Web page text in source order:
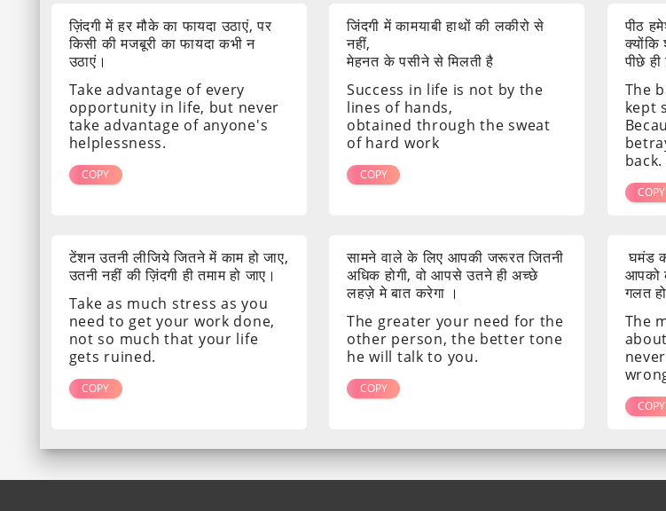
ज़िंदगी में हर मौके का फायदा उठाएं, पर
किसी की मजबूरी का फायदा कभी न
उठाएं।
Take advantage of every
opportunity in life, but never
take advantage of anyone's
helplessness.
COPY
जिंदगी में कामयाबी हाथों की लकीरो से
नहीं,
मेहनत के पसीने से मिलती है
Success in life is not by the
lines of hands,
obtained through the sweat
of hard work
COPY
पीठ
क्योंकि
पीछे
The
kept
back.
COPY
टेंशन उतनी लीजिये जितने में काम हो जाए,
उतनी नहीं की ज़िंदगी ही तमाम हो जाए।
Take as much stress as you
need to get your work done,
not so much that your life
gets ruined.
COPY
सामने वाले के लिए आपकी जरूरत जितनी
अधिक होगी, वो आपसे उतने ही अच्छे
लहज़े मे बात करेगा ।
The greater your need for the
other person, the better tone
he will talk to you.
COPY
घमंड
आपको
गलत हो
The
COPY